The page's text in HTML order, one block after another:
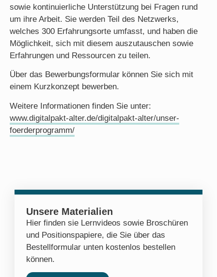
sowie kontinuierliche Unterstützung bei Fragen rund
um ihre Arbeit. Sie werden Teil des Netzwerks,
welches 300 Erfahrungsorte umfasst, und haben die
Möglichkeit, sich mit diesem auszutauschen sowie
Erfahrungen und Ressourcen zu teilen.
Über das Bewerbungsformular können Sie sich mit
einem Kurzkonzept bewerben.
Weitere Informationen finden Sie unter:
www.digitalpakt-alter.de/digitalpakt-alter/unser-
foerderprogramm/
Unsere Materialien
Hier finden sie Lernvideos sowie Broschüren
und Positionspapiere, die Sie über das
Bestellformular unten kostenlos bestellen
können.